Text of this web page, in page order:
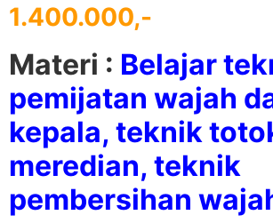
1.400.000,-
Materi : Belajar
pemijatan wajah
kepala, teknik
meredian, teknik
pembersihan